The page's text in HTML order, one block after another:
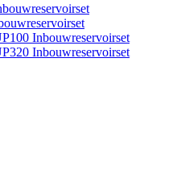
Inbouwreservoirset
Inbouwreservoirset